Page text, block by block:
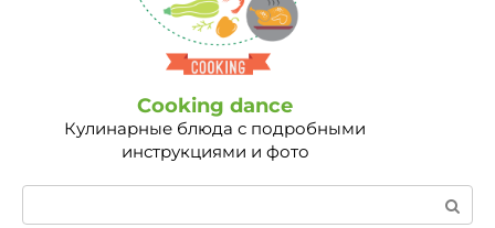
Сooking dance
Кулинарные блюда с подробными
инструкциями и фото
Поиск: